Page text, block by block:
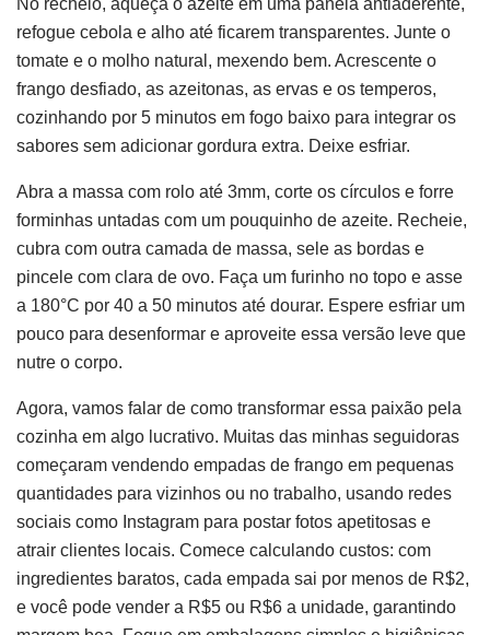
No recheio, aqueça o azeite em uma panela antiaderente,
refogue cebola e alho até ficarem transparentes. Junte o
tomate e o molho natural, mexendo bem. Acrescente o
frango desfiado, as azeitonas, as ervas e os temperos,
cozinhando por 5 minutos em fogo baixo para integrar os
sabores sem adicionar gordura extra. Deixe esfriar.
Abra a massa com rolo até 3mm, corte os círculos e forre
forminhas untadas com um pouquinho de azeite. Recheie,
cubra com outra camada de massa, sele as bordas e
pincele com clara de ovo. Faça um furinho no topo e asse
a 180°C por 40 a 50 minutos até dourar. Espere esfriar um
pouco para desenformar e aproveite essa versão leve que
nutre o corpo.
Agora, vamos falar de como transformar essa paixão pela
cozinha em algo lucrativo. Muitas das minhas seguidoras
começaram vendendo empadas de frango em pequenas
quantidades para vizinhos ou no trabalho, usando redes
sociais como Instagram para postar fotos apetitosas e
atrair clientes locais. Comece calculando custos: com
ingredientes baratos, cada empada sai por menos de R$2,
e você pode vender a R$5 ou R$6 a unidade, garantindo